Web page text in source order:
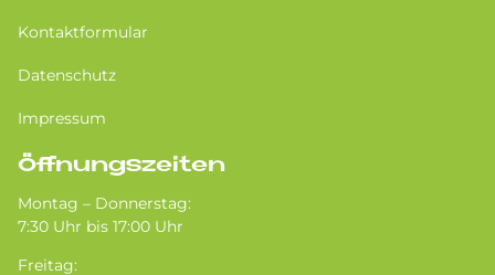
Kontaktformular
Datenschutz
Impressum
Öffnungszeiten
Montag – Donnerstag:
7:30 Uhr bis 17:00 Uhr
Freitag: